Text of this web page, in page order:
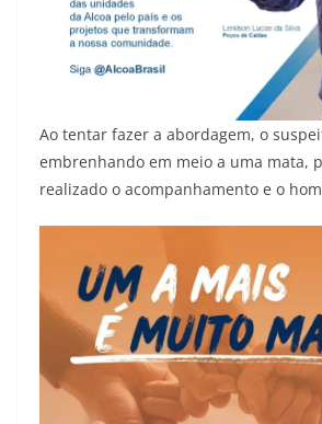
Ao tentar fazer a abordagem, o
embrenhando em meio a uma mata,
realizado o acompanhamento e o